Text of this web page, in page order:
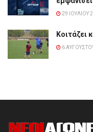
29 ΙΟΥΛΊΟΥ
Κοιτάζει
6